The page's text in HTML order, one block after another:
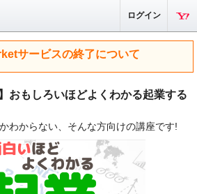
ログイン
サービスの終了について
おもしろいほどよくわかる起業する
わからない、そんな方向けの講座です!